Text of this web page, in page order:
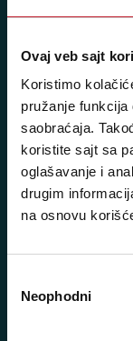
Ovaj veb sajt
Koristimo
pružanje
saobraćaja.
koristite sajt sa
oglašavanje i
drugim
na osnovu
сагласности
Neophodni
Sms/Viber/
060/6470116
NAŠE
Beograd -
Telefoni:
+381 11 3347
+381 11 3347
+381 11 3347 883